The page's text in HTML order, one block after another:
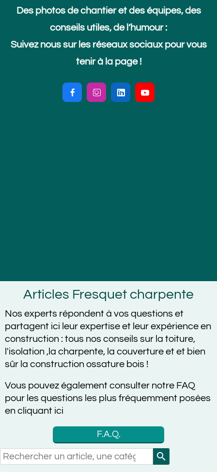
Des photos de chantier et des équipes, des
conseils utiles, de l’humour :
Suivez nous sur les réseaux sociaux pour vous
tenir à la page !
   
Articles Fresquet charpente
Nos experts répondent à vos questions et
partagent ici leur expertise et leur expérience en
construction : tous nos conseils sur la toiture,
l'isolation ,la charpente, la couverture et et bien
sûr la construction ossature bois !
Vous pouvez également consulter notre FAQ
pour les questions les plus fréquemment posées
en cliquant ici
F.A.Q.
search